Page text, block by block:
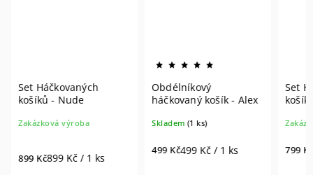
Set Háčkovaných
košíků - Nude
Zakázková výroba
899 Kč899 Kč / 1 ks
Obdélníkový
háčkovaný košík - Alex
Skladem (1 ks)
499 Kč499 Kč / 1 ks
Set
799 Kč